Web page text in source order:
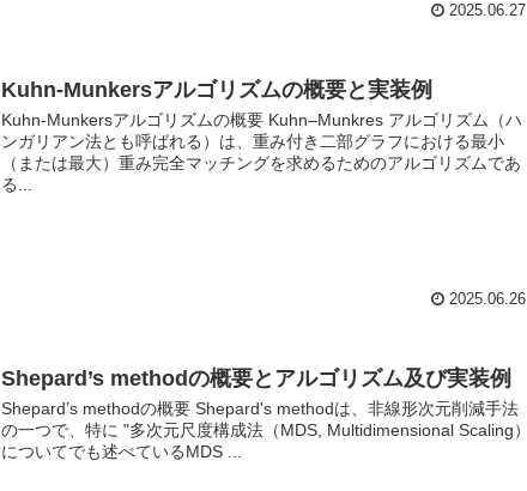
2025.06.27
Kuhn-Munkersアルゴリズムの概要と実装例
Kuhn-Munkersアルゴリズムの概要 Kuhn–Munkres アルゴリズム（ハ
ンガリアン法とも呼ばれる）は、重み付き二部グラフにおける最小
（または最大）重み完全マッチングを求めるためのアルゴリズムであ
る...
2025.06.26
Shepard’s methodの概要とアルゴリズム及び実装例
Shepard’s methodの概要 Shepard's methodは、非線形次元削減手法
の一つで、特に "多次元尺度構成法（MDS, Multidimensional Scaling）
についてでも述べているMDS ...